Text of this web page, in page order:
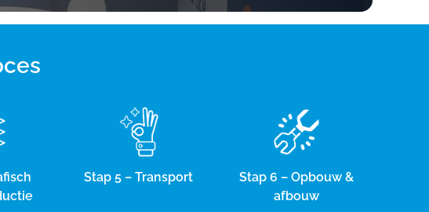
Stap 5 – Transport
Stap 6 – Opbouw &
afbouw